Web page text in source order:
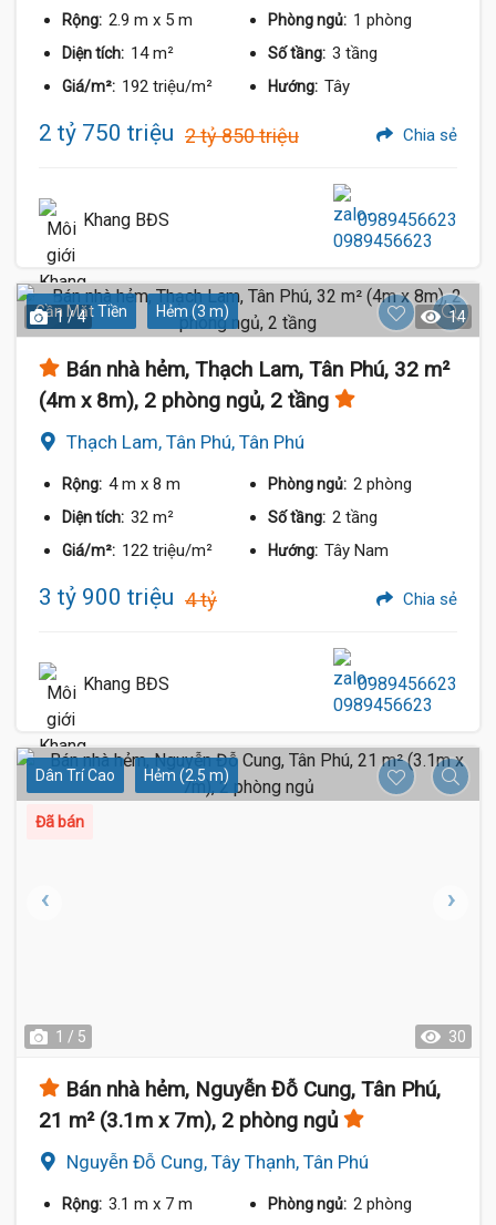
Rộng: 2.9 m x 5 m Phòng ngủ: 1 phòng
Diện tích: 14 m² Số tầng: 3 tầng
Giá/m²: 192 triệu/m² Hướng: Tây
2 tỷ 750 triệu 2 tỷ 850 triệu Chia sẻ
Khang BĐS 0989456623
Gần Mặt Tiền Hẻm (3 m)
1 / 4 14
Bán nhà hẻm, Thạch Lam, Tân Phú, 32 m²
(4m x 8m), 2 phòng ngủ, 2 tầng
Thạch Lam, Tân Phú, Tân Phú
Rộng: 4 m x 8 m Phòng ngủ: 2 phòng
Diện tích: 32 m² Số tầng: 2 tầng
Giá/m²: 122 triệu/m² Hướng: Tây Nam
3 tỷ 900 triệu 4 tỷ Chia sẻ
Khang BĐS 0989456623
Dân Trí Cao Hẻm (2.5 m)
Đã bán
1 / 5 30
Bán nhà hẻm, Nguyễn Đỗ Cung, Tân Phú,
21 m² (3.1m x 7m), 2 phòng ngủ
Nguyễn Đỗ Cung, Tây Thạnh, Tân Phú
Rộng: 3.1 m x 7 m Phòng ngủ: 2 phòng